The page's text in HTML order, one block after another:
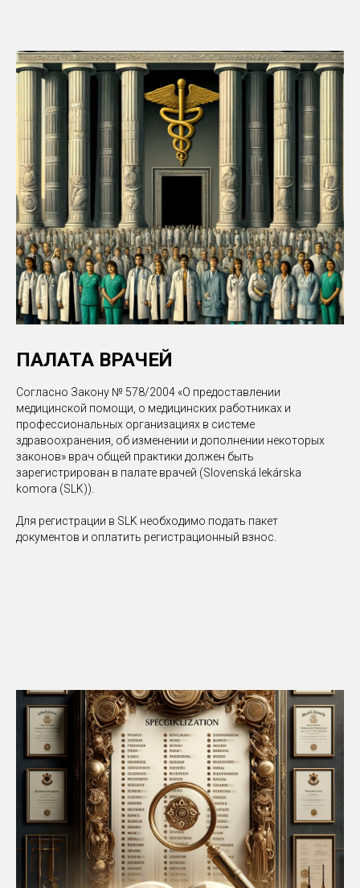
ПАЛАТА ВРАЧЕЙ
Согласно Закону № 578/2004 «О предоставлении
медицинской помощи, о медицинских работниках и
профессиональных организациях в системе
здравоохранения, об изменении и дополнении некоторых
законов» врач общей практики должен быть
зарегистрирован в палате врачей (Slovenská lekárska
komora (SLK)).
Для регистрации в SLK необходимо подать пакет
документов и оплатить регистрационный взнос.